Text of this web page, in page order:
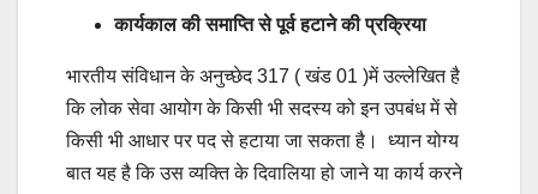
कार्यकाल की समाप्ति से पूर्व हटाने की प्रक्रिया
भारतीय संविधान के अनुच्छेद 317 ( खंड 01 )में उल्लेखित है
कि लोक सेवा आयोग के किसी भी सदस्य को इन उपबंध में से
किसी भी आधार पर पद से हटाया जा सकता है। ध्यान योग्य
बात यह है कि उस व्यक्ति के दिवालिया हो जाने या कार्य करने